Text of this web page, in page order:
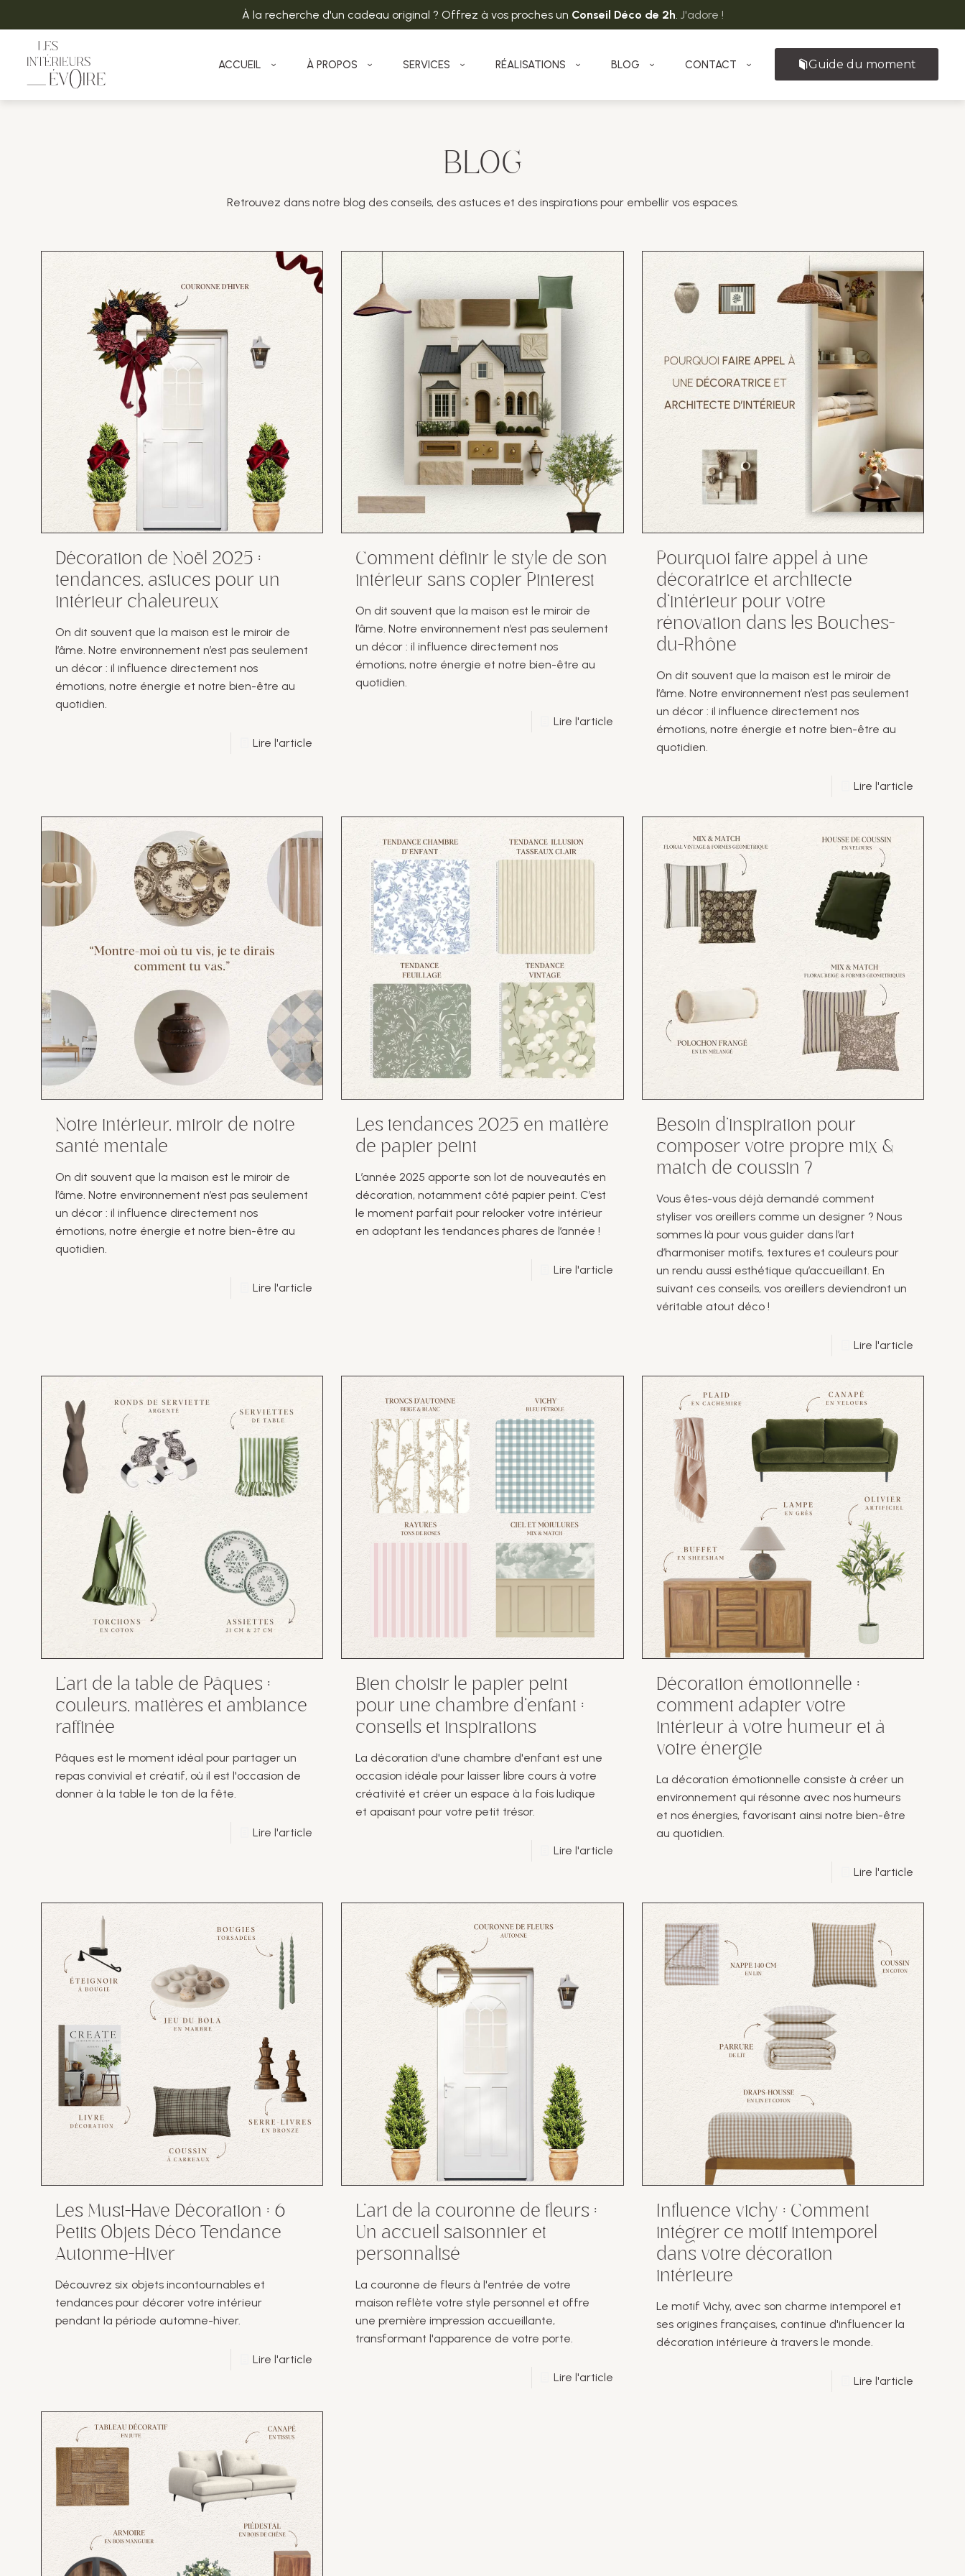
À la recherche d'un cadeau original ? Offrez à vos proches un Conseil Déco de 2h. J'adore !
ACCUEIL À PROPOS SERVICES RÉALISATIONS BLOG CONTACT Guide du moment
BLOG
Retrouvez dans notre blog des conseils, des astuces et des inspirations pour embellir vos espaces.
Décoration de Noël 2025 :
tendances, astuces pour un
intérieur chaleureux
On dit souvent que la maison est le miroir de
l’âme. Notre environnement n’est pas seulement
un décor : il influence directement nos
émotions, notre énergie et notre bien-être au
quotidien.
Lire l'article
Comment définir le style de son
intérieur sans copier Pinterest
On dit souvent que la maison est le miroir de
l’âme. Notre environnement n’est pas seulement
un décor : il influence directement nos
émotions, notre énergie et notre bien-être au
quotidien.
Lire l'article
Pourquoi faire appel à une
décoratrice et architecte
d’intérieur pour votre
rénovation dans les Bouches-
du-Rhône
On dit souvent que la maison est le miroir de
l’âme. Notre environnement n’est pas seulement
un décor : il influence directement nos
émotions, notre énergie et notre bien-être au
quotidien.
Lire l'article
Notre intérieur, miroir de notre
santé mentale
On dit souvent que la maison est le miroir de
l’âme. Notre environnement n’est pas seulement
un décor : il influence directement nos
émotions, notre énergie et notre bien-être au
quotidien.
Lire l'article
Les tendances 2025 en matière
de papier peint
L’année 2025 apporte son lot de nouveautés en
décoration, notamment côté papier peint. C’est
le moment parfait pour relooker votre intérieur
en adoptant les tendances phares de l’année !
Lire l'article
Besoin d’inspiration pour
composer votre propre mix &
match de coussin ?
Vous êtes-vous déjà demandé comment
styliser vos oreillers comme un designer ? Nous
sommes là pour vous guider dans l’art
d’harmoniser motifs, textures et couleurs pour
un rendu aussi esthétique qu’accueillant. En
suivant ces conseils, vos oreillers deviendront un
véritable atout déco !
Lire l'article
L’art de la table de Pâques :
couleurs, matières et ambiance
raffinée
Pâques est le moment idéal pour partager un
repas convivial et créatif, où il est l'occasion de
donner à la table le ton de la fête.
Lire l'article
Bien choisir le papier peint
pour une chambre d’enfant :
conseils et inspirations
La décoration d'une chambre d'enfant est une
occasion idéale pour laisser libre cours à votre
créativité et créer un espace à la fois ludique
et apaisant pour votre petit trésor.
Lire l'article
Décoration émotionnelle :
comment adapter votre
intérieur à votre humeur et à
votre énergie
La décoration émotionnelle consiste à créer un
environnement qui résonne avec nos humeurs
et nos énergies, favorisant ainsi notre bien-être
au quotidien.
Lire l'article
Les Must-Have Décoration : 6
Petits Objets Déco Tendance
Autonme-Hiver
Découvrez six objets incontournables et
tendances pour décorer votre intérieur
pendant la période automne-hiver.
Lire l'article
L’art de la couronne de fleurs :
Un accueil saisonnier et
personnalisé
La couronne de fleurs à l'entrée de votre
maison reflète votre style personnel et offre
une première impression accueillante,
transformant l'apparence de votre porte.
Lire l'article
Influence vichy : Comment
intégrer ce motif intemporel
dans votre décoration
intérieure
Le motif Vichy, avec son charme intemporel et
ses origines françaises, continue d'influencer la
décoration intérieure à travers le monde.
Lire l'article